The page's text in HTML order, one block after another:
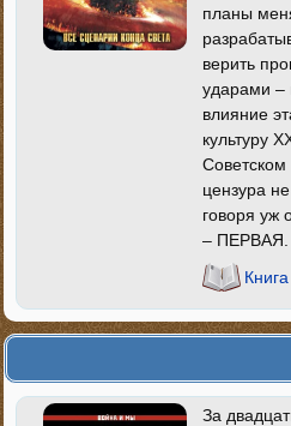
планы
верить
ударами –
влияние
культуру
цензура
говоря уж
– ПЕРВАЯ.
За